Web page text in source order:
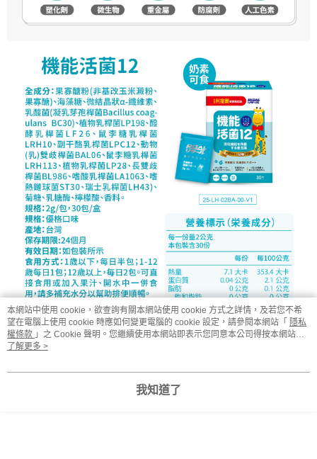
本網站中使用 cookie，欲查詢有關本網站使用 cookie 方式之詳情，及若您不希
望在電腦上使用 cookie 時應如何變更電腦的 cookie 設定，請參閱本網站「 隱私
權條款 」之 Cookie 聲明。您繼續使用本網站即表示您同意本公司得按本網站使
用條款之 Cookie 聲明使用 cookie。
了解更多 >
我知道了